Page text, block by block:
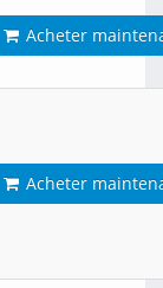
Acheter
Acheter